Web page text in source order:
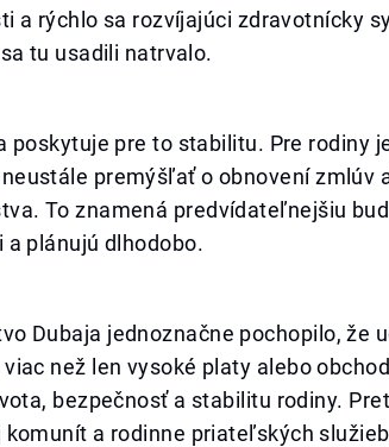
a rýchlo sa rozvíjajúci zdravotnícky
tu usadili natrvalo.
poskytuje pre to stabilitu. Pre rodiny
premýšľať o obnovení zmlúv
To znamená predvídateľnejšiu
a plánujú dlhodobo.
Dubaja jednoznačne pochopilo, že
než len vysoké platy alebo
bezpečnosť a stabilitu rodiny.
komunít a rodinne priateľských